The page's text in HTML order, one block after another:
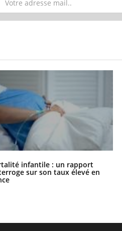
infantile : un rapport
sur son taux élevé en